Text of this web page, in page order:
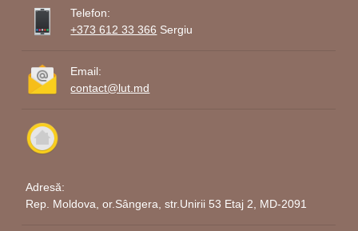
Telefon:
+373 612 33 366 Sergiu
Email:
contact@lut.md
Adresă:
Rep. Moldova, or.Sângera, str.Unirii 53 Etaj 2, MD-2091